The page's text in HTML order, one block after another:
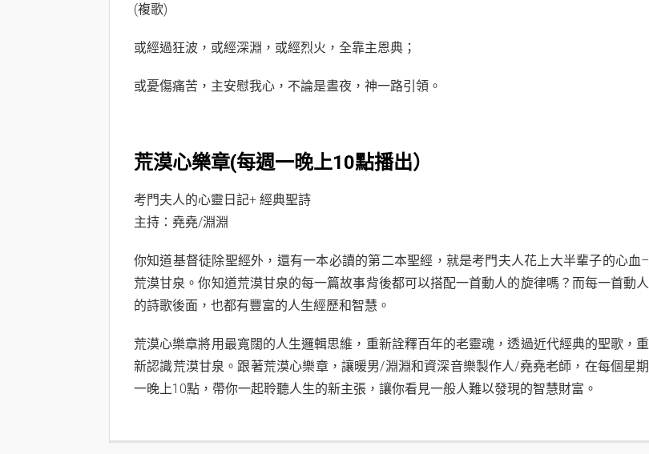
(複歌)
或經過狂波，或經深淵，或經烈火，全靠主恩典；
或憂傷痛苦，主安慰我心，不論是晝夜，神一路引領。
荒漠心樂章(每週一晚上10點播出）
考門夫人的心靈日記+ 經典聖詩
主持：堯堯/淵淵
你知道基督徒除聖經外，還有一本必讀的第二本聖經，就是考門夫人花上大半輩子的心血–
荒漠甘泉。你知道荒漠甘泉的每一篇故事背後都可以搭配一首動人的旋律嗎？而每一首動人
的詩歌後面，也都有豐富的人生經歷和智慧。
荒漠心樂章將用最寬闊的人生邏輯思維，重新詮釋百年的老靈魂，透過近代經典的聖歌，重
新認識荒漠甘泉。跟著荒漠心樂章，讓暖男/淵淵和資深音樂製作人/堯堯老師，在每個星期
一晚上10點，帶你一起聆聽人生的新主張，讓你看見一般人難以發現的智慧財富。